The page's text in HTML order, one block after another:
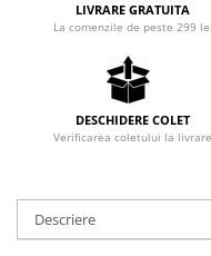
LIVRARE GRATUITA
La comenzile de peste 299 lei
DESCHIDERE COLET
Verificarea coletului la livrare
Descriere